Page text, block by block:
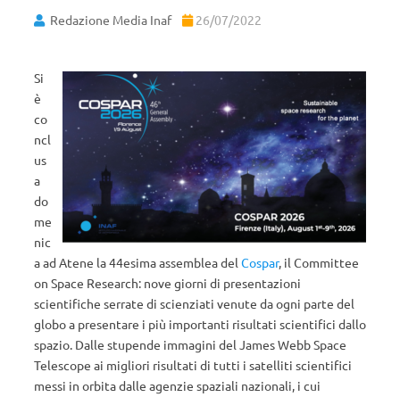
Redazione Media Inaf 26/07/2022
Si
è
co
ncl
us
a
do
me
nic
a ad Atene la 44esima assemblea del Cospar, il Committee
on Space Research: nove giorni di presentazioni
scientifiche serrate di scienziati venute da ogni parte del
globo a presentare i più importanti risultati scientifici dallo
spazio. Dalle stupende immagini del James Webb Space
Telescope ai migliori risultati di tutti i satelliti scientifici
messi in orbita dalle agenzie spaziali nazionali, i cui